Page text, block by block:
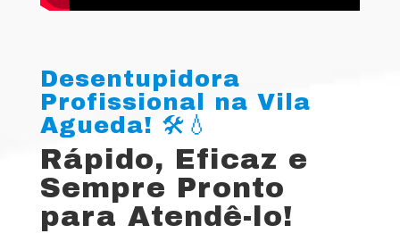
Desentupidora
Profissional na Vila
Agueda! 🛠️💧
Rápido, Eficaz e
Sempre Pronto
para Atendê-lo!